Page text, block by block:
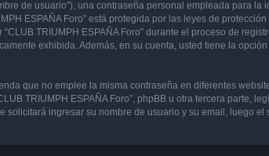
de usuario”), una contraseña personal empleada para la
ESPAÑA Foro” está protegida por las leyes de
TRIUMPH ESPAÑA Foro” durante el proceso de
exhibida. Además, en su cuenta, usted tiene la
que no emplee la misma contraseña en diferentes
TRIUMPH ESPAÑA Foro”, phpBB u otra tercera parte,
ingresar su nombre de usuario y su email, luego